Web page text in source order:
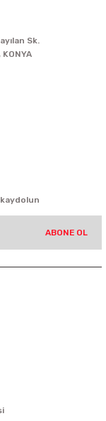
Sk.
ABONE OL